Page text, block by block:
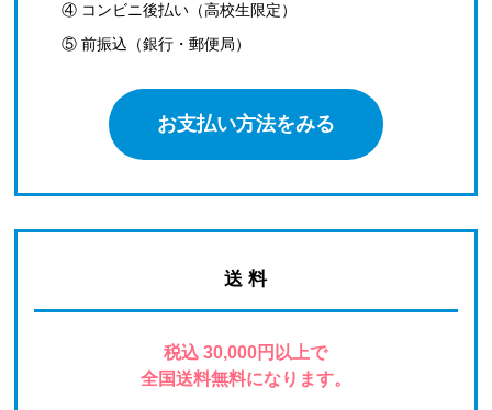
④ コンビニ後払い（高校生限定）
⑤ 前振込（銀行・郵便局）
お支払い方法をみる
送 料
税込 30,000円以上で
全国送料無料になります。